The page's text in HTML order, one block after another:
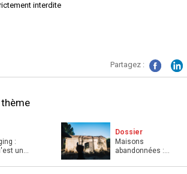
interdite
Partagez :
:
un
Dossier
Maisons
abandonnées :
opportunités et